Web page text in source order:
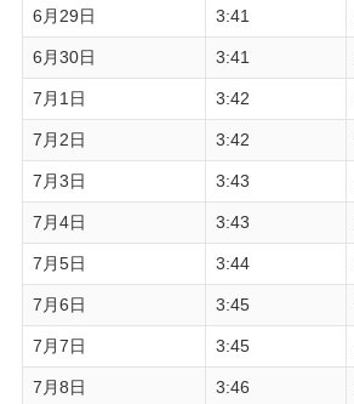
6月29日 3:41
6月30日 3:41
7月1日 3:42
7月2日 3:42
7月3日 3:43
7月4日 3:43
7月5日 3:44
7月6日 3:45
7月7日 3:45
7月8日 3:46